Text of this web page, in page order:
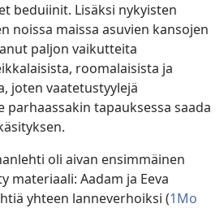
beduiinit. Lisäksi nykyisten
noissa maissa asuvien kansojen
paljon vaikutteita
roomalaisista ja
joten vaatetustyylejä
parhaassakin tapauksessa saada
oli aivan ensimmäinen
materiaali: Aadam ja Eeva
yhteen lanneverhoiksi (1Mo